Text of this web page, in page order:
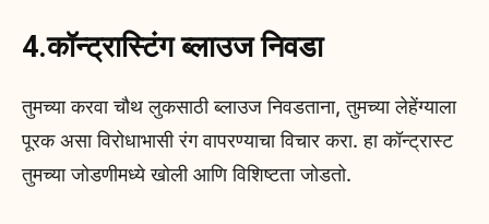
4.कॉन्ट्रास्टिंग ब्लाउज निवडा
तुमच्या करवा चौथ लुकसाठी ब्लाउज निवडताना, तुमच्या लेहेंग्याला
पूरक असा विरोधाभासी रंग वापरण्याचा विचार करा. हा कॉन्ट्रास्ट
तुमच्या जोडणीमध्ये खोली आणि विशिष्टता जोडतो.